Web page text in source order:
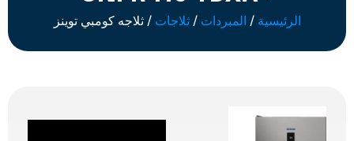
الرئيسية / المبردات /ثلاجات / ثلاجه كومبي توينز